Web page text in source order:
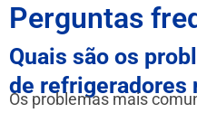
Perguntas
Quais são os
de refrigeradores
Os problemas mais